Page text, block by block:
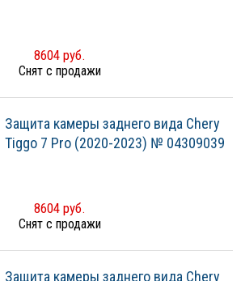
8604 руб.
Снят с продажи
Защита камеры заднего вида Chery
Tiggo 7 Pro (2020-2023) № 04309039
8604 руб.
Снят с продажи
Защита камеры заднего вида Chery